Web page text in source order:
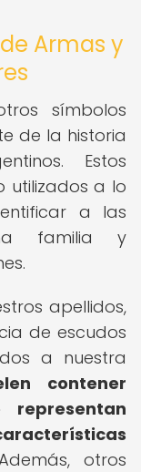
Armas y
símbolos
de la historia
Estos
utilizados a lo
a las
familia y
apellidos,
de escudos
a nuestra
contener
representan
otros